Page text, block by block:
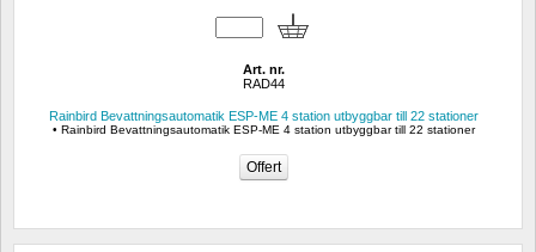
Art. nr.
RAD44
Rainbird Bevattningsautomatik ESP-ME 4 station utbyggbar till 22 stationer
• Rainbird Bevattningsautomatik ESP-ME 4 station utbyggbar till 22 stationer